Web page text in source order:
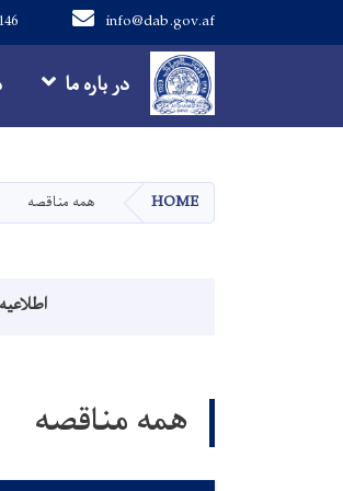
info@dab.gov.af
Main navigation
در باره ما
HOME همه مناقصه
اطلاعیه
همه مناقصه